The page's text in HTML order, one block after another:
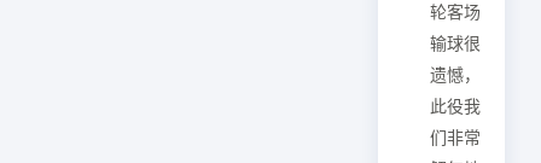
轮客场
输球很
遗憾，
此役我
们非常